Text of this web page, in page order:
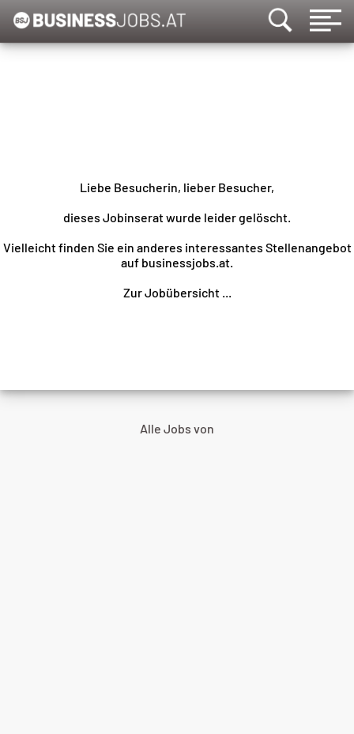
Liebe Besucherin, lieber Besucher,
dieses Jobinserat wurde leider gelöscht.
Vielleicht finden Sie ein anderes interessantes Stellenangebot
auf businessjobs.at.
Zur Jobübersicht ...
Alle Jobs von